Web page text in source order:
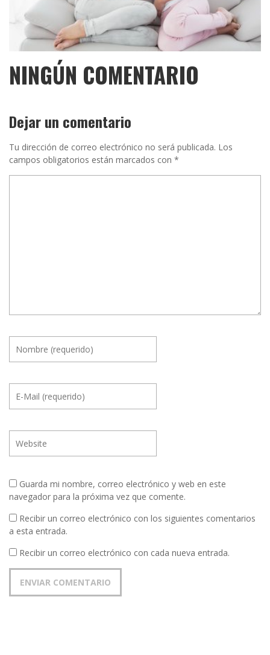
NINGÚN COMENTARIO
Dejar un comentario
Tu dirección de correo electrónico no será publicada. Los
campos obligatorios están marcados con *
Guarda mi nombre, correo electrónico y web en este
navegador para la próxima vez que comente.
Recibir un correo electrónico con los siguientes comentarios
a esta entrada.
Recibir un correo electrónico con cada nueva entrada.